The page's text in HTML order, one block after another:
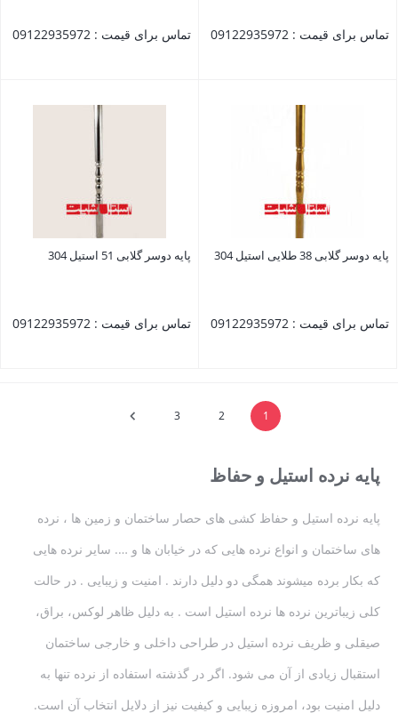
تماس برای قیمت : 09122935972 تماس برای قیمت : 09122935972
پایه دوسر گلابی 38 طلایی استیل 304
تماس برای قیمت : 09122935972
پایه دوسر گلابی 51 استیل 304
تماس برای قیمت : 09122935972
1
2
3
پایه نرده استیل و حفاظ
پایه نرده استیل و حفاظ کشی های حصار ساختمان و زمین ها ، نرده
های ساختمان و انواع نرده هایی که در خیابان ها و …. سایر نرده هایی
که بکار برده میشوند همگی دو دلیل دارند . امنیت و زیبایی . در حالت
کلی زیباترین نرده ها نرده استیل است . به دلیل ظاهر لوکس، براق،
صیقلی و ظریف نرده استیل در طراحی داخلی و خارجی ساختمان
استقبال زیادی از آن می شود. اگر در گذشته استفاده از نرده تنها به
دلیل امنیت بود، امروزه زیبایی و کیفیت نیز از دلایل انتخاب آن است.